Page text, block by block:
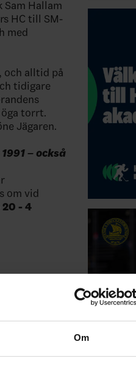
Om
Sam Hallam
HC till SM-
med
och alltid på
tidigare
torrt.
Jägaren.
– också
om vid
- 4